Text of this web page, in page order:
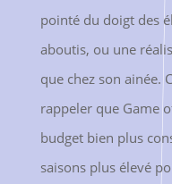
pointé du doigt des
aboutis, ou une
que chez son ainée.
rappeler que Game
budget bien plus
saisons plus élevé